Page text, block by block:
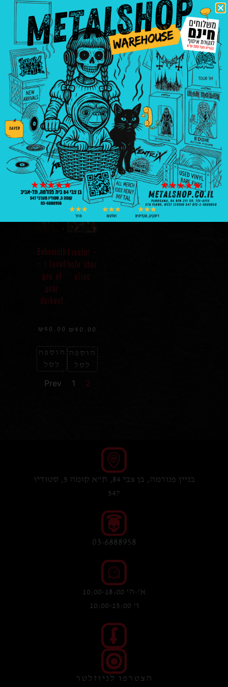
הוספה
לסל
הוספה
לסל
הוספה
לסל
The spirit
– of
clarity
and
galactic
structures
₪40.00
הוספה
לסל
Paradise
lost –
tragic
illusion
25
₪40.00
הוספה
לסל
Morbid /
Mayhem
a tribute
to the
black
emperors
₪40.00
הוספה
לסל
Kreator –
hate uber
alles
₪ 40.00
הוספה
לסל
Behemoth
– i loved
you at
your
darkest
₪ 40.00
הוספה
לסל
Prev 1 2
בניין פנורמה, בן צבי 84, ת"א קומה 5, סטודיו
547
03-6888958
א'-ה' 10:00-18:00
ו' 10:00-15:00
הצטרפו לניוזלטר